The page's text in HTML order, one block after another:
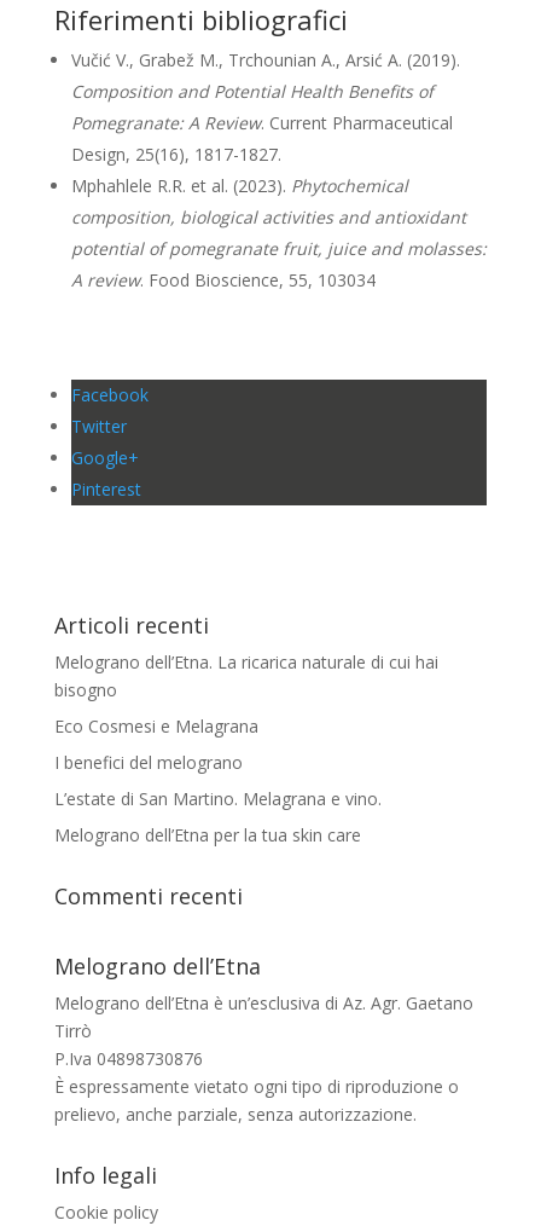
Riferimenti bibliografici
Vučić V., Grabež M., Trchounian A., Arsić A. (2019).
Composition and Potential Health Benefits of
Pomegranate: A Review. Current Pharmaceutical
Design, 25(16), 1817-1827.
Mphahlele R.R. et al. (2023). Phytochemical
composition, biological activities and antioxidant
potential of pomegranate fruit, juice and molasses:
A review. Food Bioscience, 55, 103034
Facebook
Twitter
Google+
Pinterest
Articoli recenti
Melograno dell’Etna. La ricarica naturale di cui hai
bisogno
Eco Cosmesi e Melagrana
I benefici del melograno
L’estate di San Martino. Melagrana e vino.
Melograno dell’Etna per la tua skin care
Commenti recenti
Melograno dell’Etna
Melograno dell’Etna è un’esclusiva di Az. Agr. Gaetano
Tirrò
P.Iva 04898730876
È espressamente vietato ogni tipo di riproduzione o
prelievo, anche parziale, senza autorizzazione.
Info legali
Cookie policy